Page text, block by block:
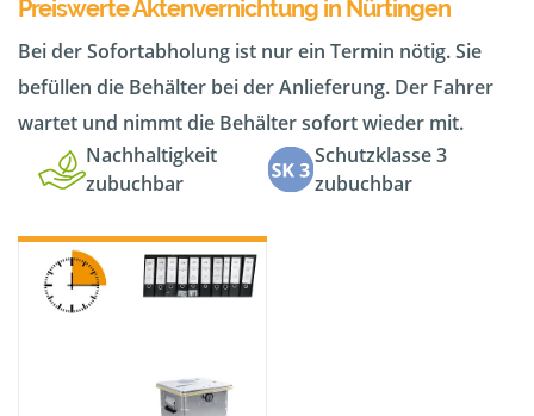
Preiswerte Aktenvernichtung in Nürtingen
Bei der Sofortabholung ist nur ein Termin nötig. Sie
befüllen die Behälter bei der Anlieferung. Der Fahrer
wartet und nimmt die Behälter sofort wieder mit.
Nachhaltigkeit
zubuchbar
Schutzklasse 3
zubuchbar